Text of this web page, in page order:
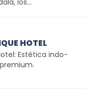
los...
HOTEL
Estética indo-